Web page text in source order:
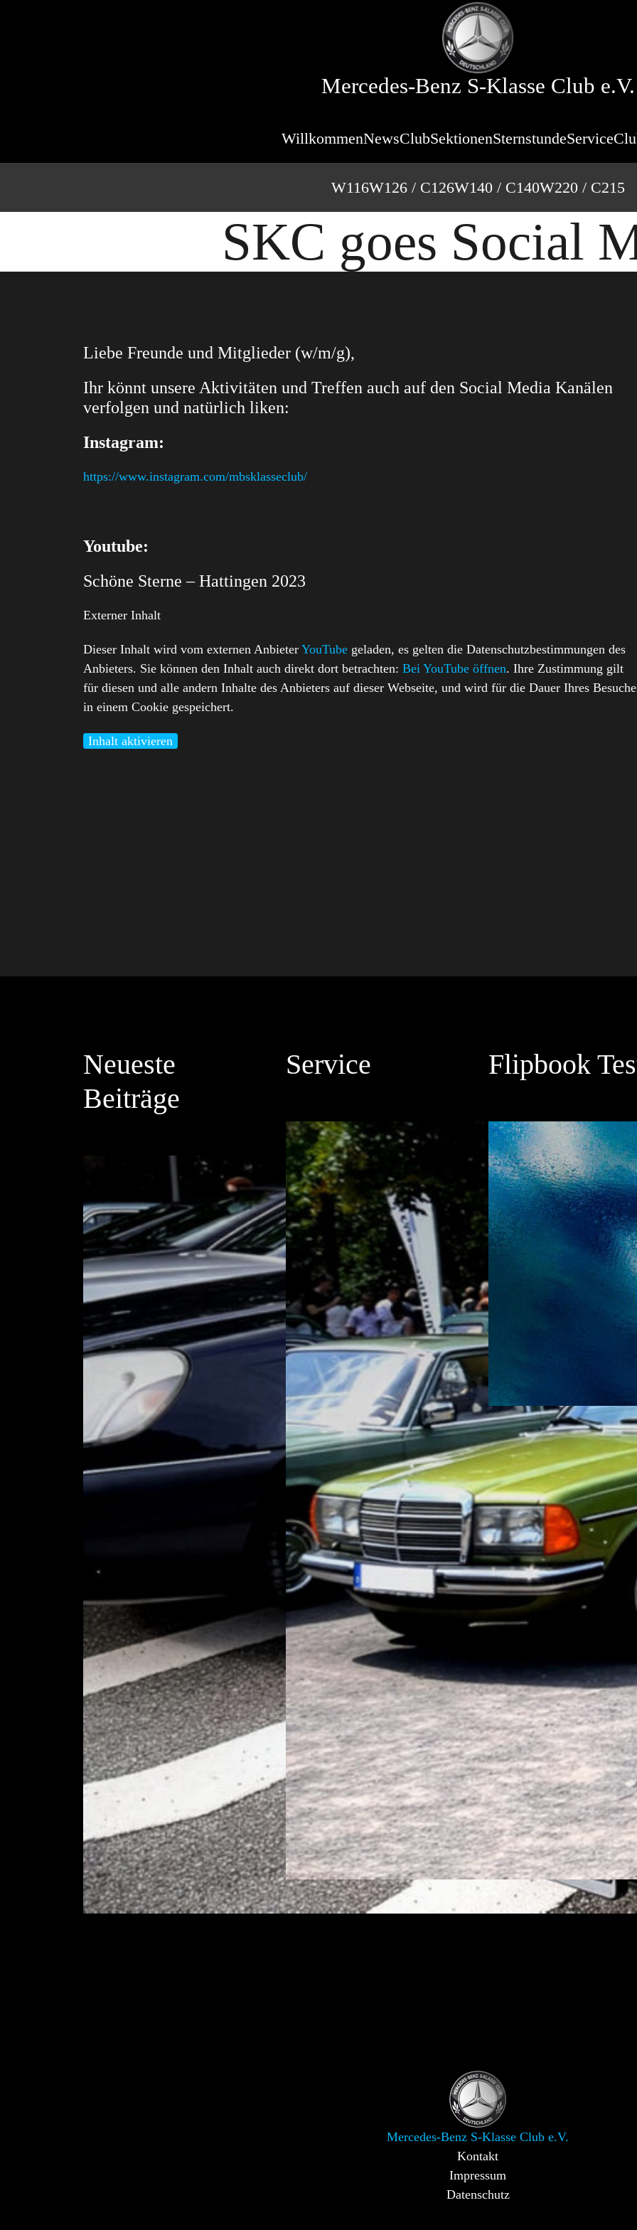
Mercedes-Benz S-Klasse Club e.V.
WillkommenNewsClubSektionenSternstundeService
W116W126 / C126W140 / C140W220 / C215
SKC goes Social
Liebe Freunde und Mitglieder (w/m/g),
Ihr könnt unsere Aktivitäten und Treffen auch auf den Social Media Kanälen
verfolgen und natürlich liken:
Instagram:
https://www.instagram.com/mbsklasseclub/
Youtube:
Schöne Sterne – Hattingen 2023
Externer Inhalt
Dieser Inhalt wird vom externen Anbieter YouTube geladen, es gelten die Datenschutzbestimmungen des
Anbieters. Sie können den Inhalt auch direkt dort betrachten: Bei YouTube öffnen. Ihre Zustimmung gilt
für diesen und alle andern Inhalte des Anbieters auf dieser Webseite, und wird für die Dauer Ihres
in einem Cookie gespeichert.
Inhalt aktivieren
Neueste
Beiträge
Service Flipbook
Mercedes-Benz S-Klasse Club e.V.
Kontakt
Impressum
Datenschutz